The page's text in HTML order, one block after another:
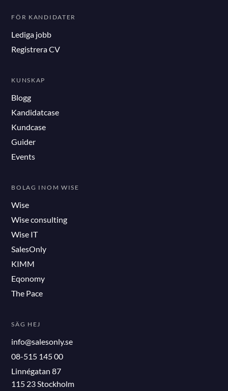
FÖR KANDIDATER
Lediga jobb
Registrera CV
KUNSKAP
Blogg
Kandidatcase
Kundcase
Guider
Events
BOLAG INOM WISE
Wise
Wise consulting
Wise IT
SalesOnly
KIMM
Eqonomy
The Pace
SÄG HEJ
info@salesonly.se
08-515 145 00
Linnégatan 87
115 23 Stockholm